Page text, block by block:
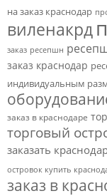
на заказ краснодар
виленакрд
заказ ресепшн
заказ краснодар
индивидуальным
заказ в краснодаре
торговый
заказать
островок купить
заказ в